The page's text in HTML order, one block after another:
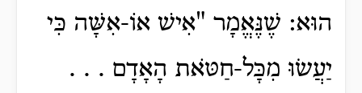
הוּא: שֶׁנֶּאֱמָר "אִישׁ אוֹ-אִשָּׁה כִּי
יַעֲשׂוּ מִכָּל-חַטֹּאת הָאָדָם . . .